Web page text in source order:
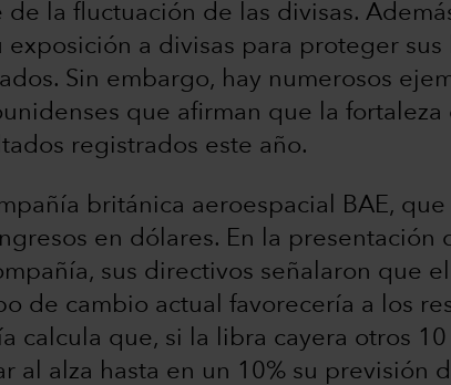
la fluctuación de las divisas.
exposición a divisas para proteger sus
Sin embargo, hay numerosos
que afirman que la fortaleza
registrados este año.
británica aeroespacial BAE,
en dólares. En la presentación
sus directivos señalaron que
de cambio actual favorecería a los
calcula que, si la libra cayera otros
al alza hasta en un 10% su previsión